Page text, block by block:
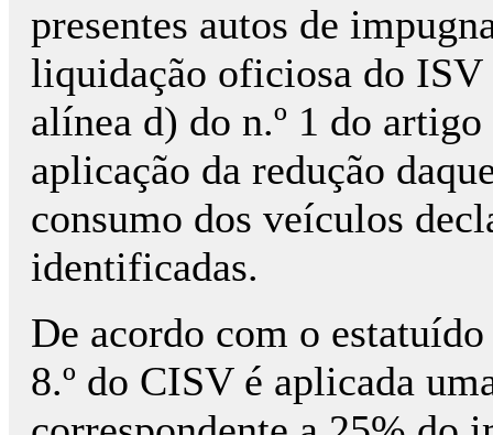
presentes autos de
liquidação oficiosa do ISV
alínea d) do n.º 1 do
aplicação da redução
consumo dos veículos
identificadas.
De acordo com o
8.º do CISV é aplicada